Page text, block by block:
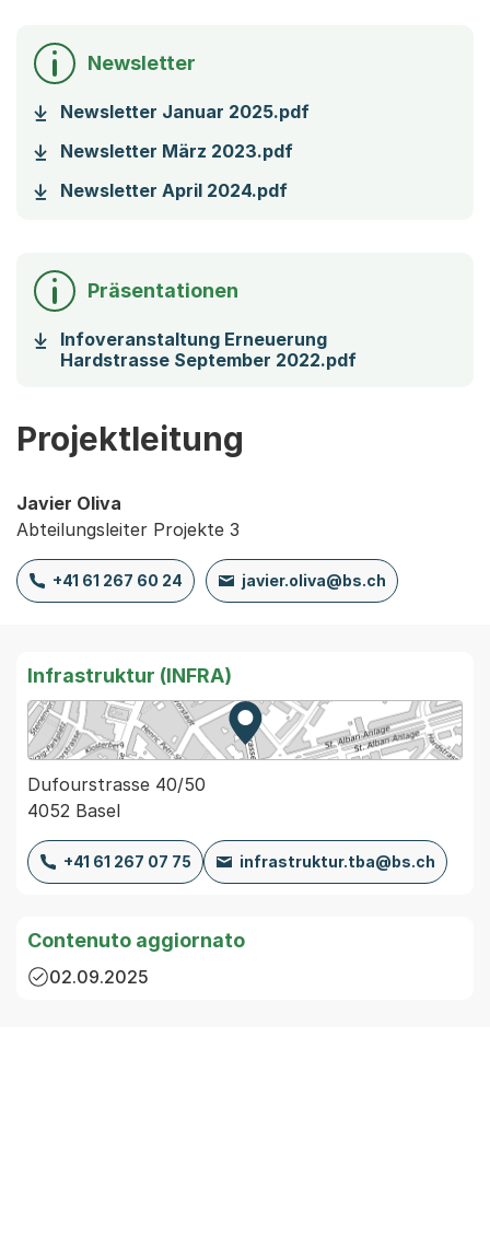
Newsletter
Newsletter Januar 2025.pdf(Startet einen
Newsletter März 2023.pdf(Startet einen
Newsletter April 2024.pdf(Startet einen
Präsentationen
Infoveranstaltung Erneuerung
Hardstrasse September 2022.pdf(Startet einen
Projektleitung
Javier Oliva
Abteilungsleiter Projekte 3
+41 61 267 60 24 javier.oliva@bs.ch
Infrastruktur (INFRA)
Zur Karte von MapBS.
Externer Link, wird in einem
Dufourstrasse 40/50
4052 Basel
+41 61 267 07 75 infrastruktur.tba@bs.ch
Contenuto aggiornato
02.09.2025